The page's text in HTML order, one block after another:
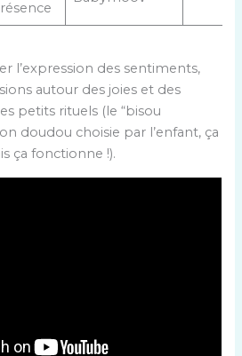
l’expression des sentiments,
autour des joies et des
petits rituels (le “bisou
doudou choisie par l’enfant, ça
ça fonctionne !).